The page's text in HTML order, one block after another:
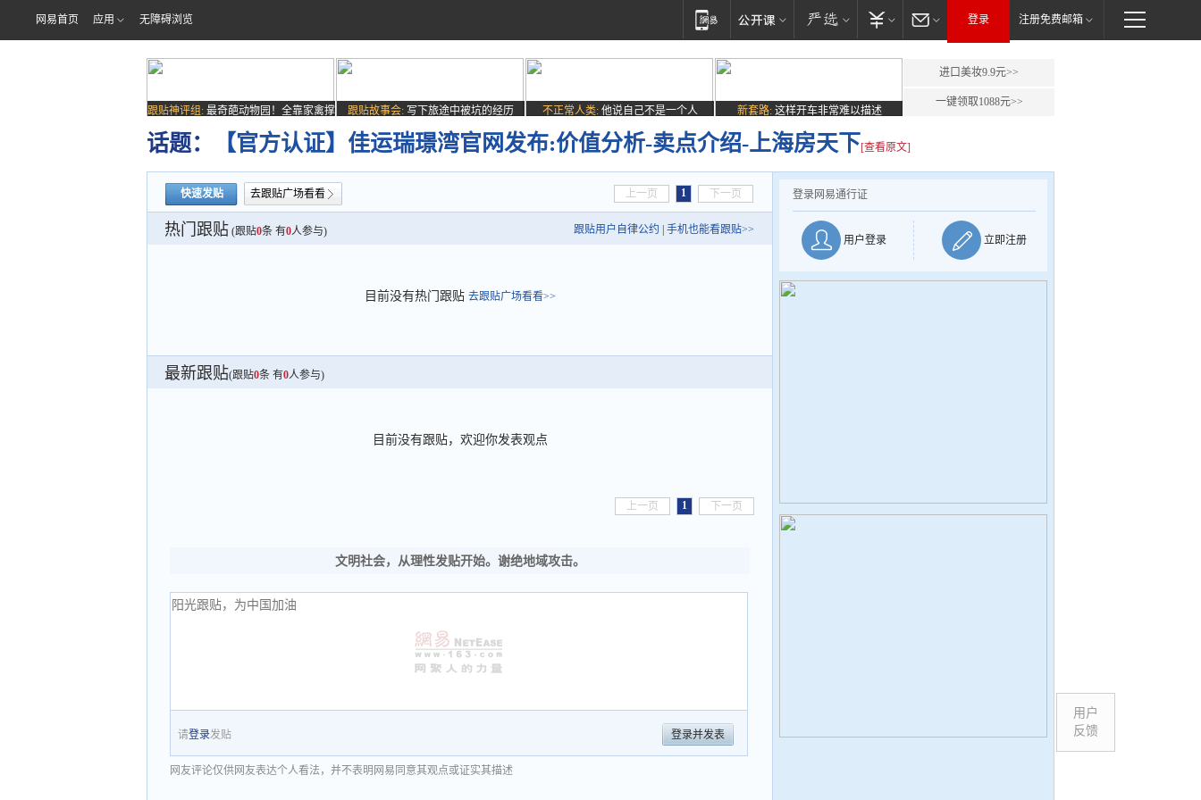
网易首页 应用 无障碍浏览 登录 注册免费邮箱
跟贴神评组: 最奇葩动物园！全靠家禽撑
场子
跟贴故事会: 写下旅途中被坑的经历 不正常人类: 他说自己不是一个人 新套路: 这样开车非常难以描述
进口美妆9.9元>>
一键领取1088元>>
话题： 【官方认证】佳运瑞璟湾官网发布:价值分析-卖点介绍-上海房天下[查看原文]
快速发贴 去跟贴广场看看 上一页 1 下一页
热门跟贴 (跟贴0条 有0人参与) 跟贴用户自律公约 手机也能看跟贴>>
目前没有热门跟贴 去跟贴广场看看>>
最新跟贴(跟贴0条 有0人参与)
目前没有跟贴，欢迎你发表观点
上一页 1 下一页
文明社会，从理性发贴开始。谢绝地域攻击。
请登录发贴 登录并发表
网友评论仅供网友表达个人看法，并不表明网易同意其观点或证实其描述
登录网易通行证
用户登录 立即注册
用户
反馈